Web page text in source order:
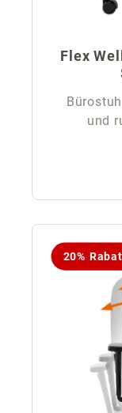
Flex
und
20%